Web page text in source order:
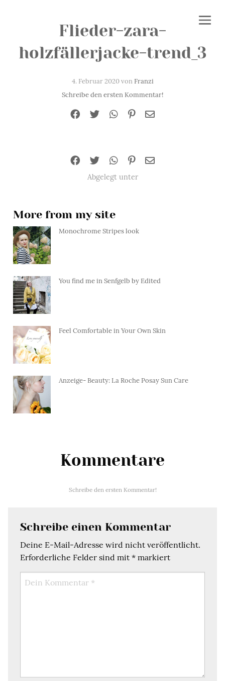
Flieder-zara-
holzfällerjacke-trend_3
4. Februar 2020 vonFranzi
Schreibe den ersten Kommentar!
Abgelegt unter
More from my site
Monochrome Stripes look
You find me in Senfgelb by Edited
Feel Comfortable in Your Own Skin
Anzeige- Beauty: La Roche Posay Sun Care
Kommentare
Schreibe den ersten Kommentar!
Schreibe einen Kommentar
Deine E-Mail-Adresse wird nicht veröffentlicht.
Erforderliche Felder sind mit * markiert